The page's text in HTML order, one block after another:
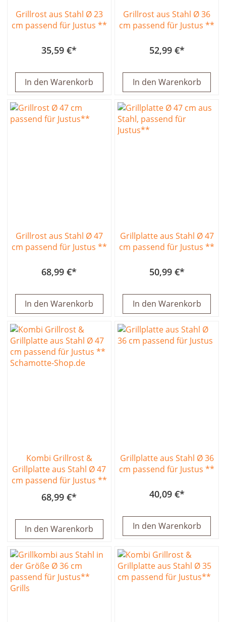
Grillrost aus Stahl Ø 23
cm passend für Justus **
35,59 €
In den Warenkorb
Grillrost aus Stahl Ø 36
cm passend für Justus **
52,99 €
In den Warenkorb
Grillrost aus Stahl Ø 47
cm passend für Justus **
68,99 €
In den Warenkorb
Grillplatte aus Stahl Ø 47
cm passend für Justus **
50,99 €
In den Warenkorb
Kombi Grillrost &
Grillplatte aus Stahl Ø 47
cm passend für Justus **
68,99 €
In den Warenkorb
Grillplatte aus Stahl Ø 36
cm passend für Justus **
40,09 €
In den Warenkorb